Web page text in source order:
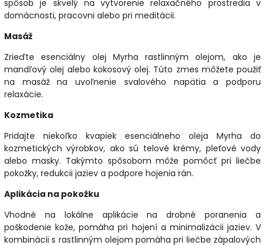
spôsob je skvelý na vytvorenie relaxačného prostredia v
domácnosti, pracovni alebo pri meditácii.
Masáž
Zrieďte esenciálny olej Myrha rastlinným olejom, ako je
mandľový olej alebo kokosový olej. Túto zmes môžete použiť
na masáž na uvoľnenie svalového napätia a podporu
relaxácie.
Kozmetika
Pridajte niekoľko kvapiek esenciálneho oleja Myrha do
kozmetických výrobkov, ako sú telové krémy, pleťové vody
alebo masky. Takýmto spôsobommôže pomôcť pri liečbe
pokožky, redukcii jaziev a podpore hojenia rán.
Aplikácia na pokožku
Vhodné na lokálne aplikácie na drobné poranenia a
poškodenie kože, pomáha pri hojení a minimalizácii jaziev. V
kombinácii s rastlinným olejom pomáha pri liečbe zápalových